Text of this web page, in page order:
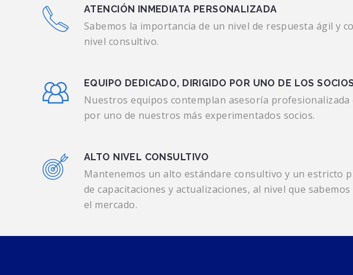
ATENCIÓN INMEDIATA PERSONALIZADA
Sabemos la importancia de un nivel de respuesta ágil y
nivel consultivo.
EQUIPO DEDICADO, DIRIGIDO POR UNO DE LOS
Nuestros equipos contemplan asesoría profesionalizada
por uno de nuestros más experimentados socios.
ALTO NIVEL CONSULTIVO
Mantenemos un alto estándare consultivo y un estricto
de capacitaciones y actualizaciones, al nivel que sabemos
el mercado.